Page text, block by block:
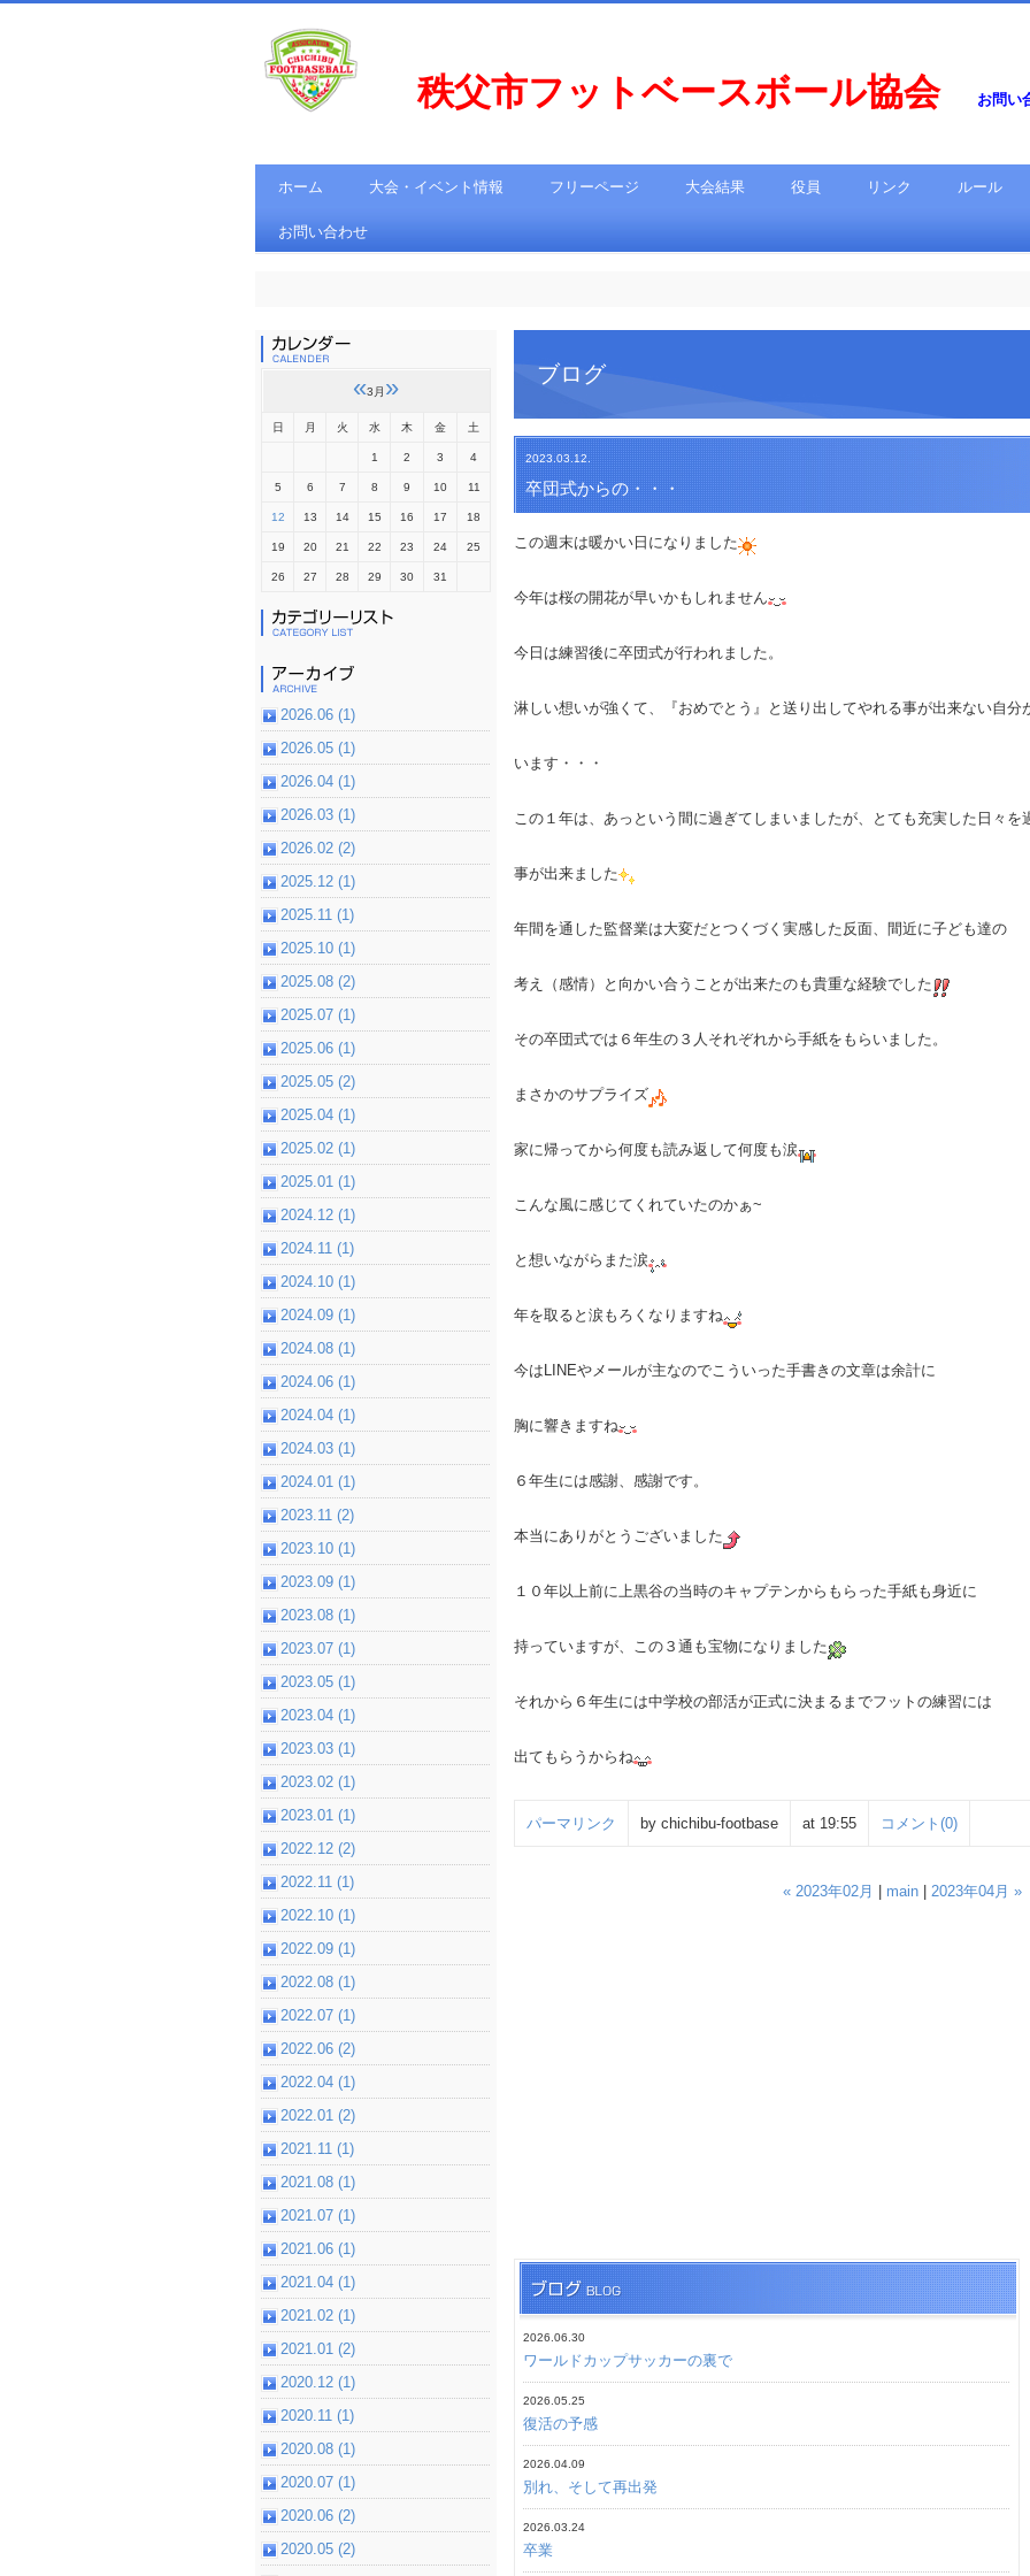
秩父市フットベースボール協会 お問
ホーム 大会・イベント情報 フリーページ 大会結果 役員 リンク ルール
お問い合わせ
ブログ
2023.03.12.
卒団式からの・・・
この週末は暖かい日になりました
今年は桜の開花が早いかもしれません
今日は練習後に卒団式が行われました。
淋しい想いが強くて、『おめでとう』と送り出してやれる事が出来ない自分
います・・・
この１年は、あっという間に過ぎてしまいましたが、とても充実した日々を
事が出来ました
年間を通した監督業は大変だとつくづく実感した反面、間近に子ども達の
考え（感情）と向かい合うことが出来たのも貴重な経験でした
その卒団式では６年生の３人それぞれから手紙をもらいました。
まさかのサプライズ
家に帰ってから何度も読み返して何度も涙
こんな風に感じてくれていたのかぁ~
と想いながらまた涙
年を取ると涙もろくなりますね
今はLINEやメールが主なのでこういった手書きの文章は余計に
胸に響きますね
６年生には感謝、感謝です。
本当にありがとうございました
１０年以上前に上黒谷の当時のキャプテンからもらった手紙も身近に
持っていますが、この３通も宝物になりました
それから６年生には中学校の部活が正式に決まるまでフットの練習には
出てもらうからね
パーマリンク by chichibu-footbase at 19:55 コメント(0)
« 2023年02月 main| 2023年04月 »
2026.06.30
ワールドカップサッカーの裏で
2026.05.25
復活の予感
2026.04.09
別れ、そして再出発
2026.03.24
卒業
«3月 »
日 月 火 水 木 金 土
1 2 3 4
5 6 7 8 9 10 11
12 13 14 15 16 17 18
19 20 21 22 23 24 25
26 27 28 29 30 31
2026.06 (1)
2026.05 (1)
2026.04 (1)
2026.03 (1)
2026.02 (2)
2025.12 (1)
2025.11 (1)
2025.10 (1)
2025.08 (2)
2025.07 (1)
2025.06 (1)
2025.05 (2)
2025.04 (1)
2025.02 (1)
2025.01 (1)
2024.12 (1)
2024.11 (1)
2024.10 (1)
2024.09 (1)
2024.08 (1)
2024.06 (1)
2024.04 (1)
2024.03 (1)
2024.01 (1)
2023.11 (2)
2023.10 (1)
2023.09 (1)
2023.08 (1)
2023.07 (1)
2023.05 (1)
2023.04 (1)
2023.03 (1)
2023.02 (1)
2023.01 (1)
2022.12 (2)
2022.11 (1)
2022.10 (1)
2022.09 (1)
2022.08 (1)
2022.07 (1)
2022.06 (2)
2022.04 (1)
2022.01 (2)
2021.11 (1)
2021.08 (1)
2021.07 (1)
2021.06 (1)
2021.04 (1)
2021.02 (1)
2021.01 (2)
2020.12 (1)
2020.11 (1)
2020.08 (1)
2020.07 (1)
2020.06 (2)
2020.05 (2)